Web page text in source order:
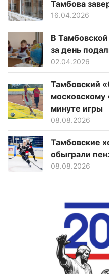
Тамбова
16.04.2026
В
за день
02.04.2026
Тамбовский
московскому
минуте игры
08.08.2026
Тамбовские
обыграли
08.08.2026